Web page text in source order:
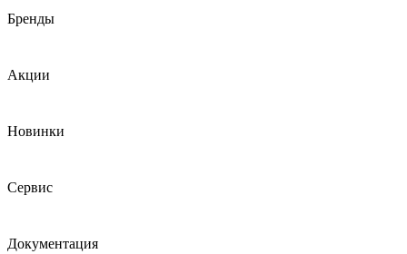
Бренды
Акции
Новинки
Сервис
Документация